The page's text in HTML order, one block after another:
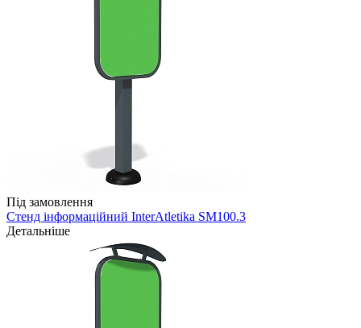
Під замовлення
Стенд інформаційний InterAtletika SM100.3
Детальніше